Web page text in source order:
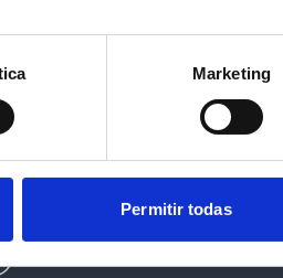
Marketing
Permitir todas
TEULADA
MORAIRA